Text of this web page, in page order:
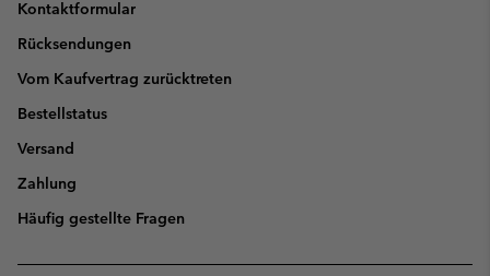
Kontaktformular
Rücksendungen
Vom Kaufvertrag zurücktreten
Bestellstatus
Versand
Zahlung
Häufig gestellte Fragen